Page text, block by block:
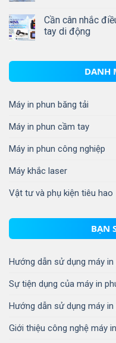
Cần cân nhắc
tay di động
DANH
Máy in phun băng tải
Máy in phun cầm tay
Máy in phun công nghiệp
Máy khắc laser
Vật tư và phụ kiện tiêu hao
BẠN
Hướng dẫn sử dụng máy in
Sự tiện dụng của máy in
Hướng dẫn sử dụng máy
Giới thiệu công nghệ máy